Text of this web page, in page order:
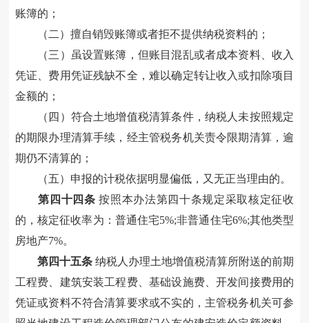
账簿的 ；
（二）擅自销毁账簿或者拒不提供纳税资料的 ；
（三）虽设置账簿，但账目混乱或者成本资料、收入
凭证、费用凭证残缺不全，难以确定转让收入或扣除项目
金额的 ；
（四）符合土地增值税清算条件，纳税人未按照规定
的期限办理清算手续，经主管税务机关责令限期清算，逾
期仍不清算的 ；
（五）申报的计税依据明显偏低，又无正当理由的。
第四十四条 按照本办法第四十条规定采取核定征收
的，核定征收率为：普通住宅5%;非普通住宅6%;其他类型
房地产7%。
第四十五条 纳税人办理土地增值税清算所附送的前期
工程费、建筑安装工程费、基础设施费、开发间接费用的
凭证或资料不符合清算要求或不实的，主管税务机关可参